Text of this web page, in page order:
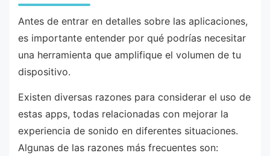
Antes de entrar en detalles sobre las aplicaciones,
es importante entender por qué podrías necesitar
una herramienta que amplifique el volumen de tu
dispositivo.
Existen diversas razones para considerar el uso de
estas apps, todas relacionadas con mejorar la
experiencia de sonido en diferentes situaciones.
Algunas de las razones más frecuentes son: